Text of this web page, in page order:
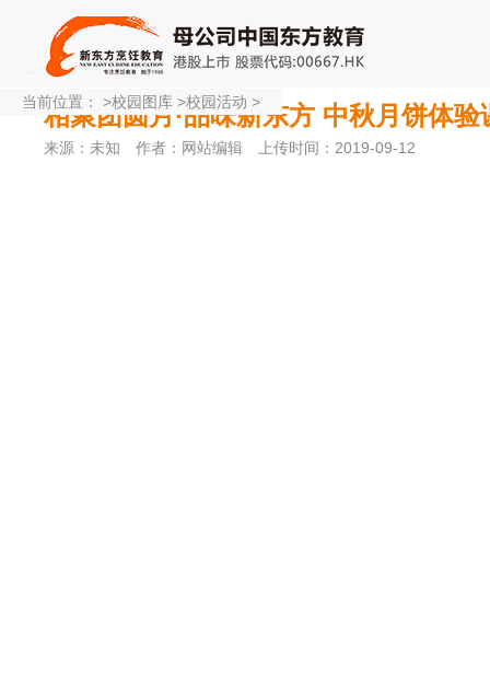
相聚团圆月·品味新东方 中秋月饼体
来源：未知 作者：网站编辑 上传时间：2019-09-12
当前位置： >校园图库 >校园活动 >